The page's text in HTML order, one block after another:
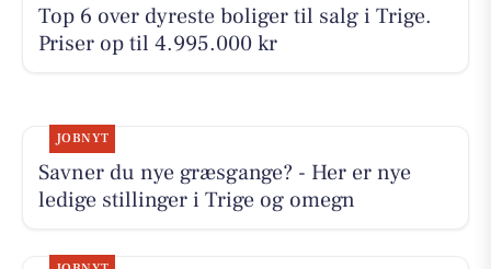
Top 6 over dyreste boliger til salg i Trige.
Priser op til 4.995.000 kr
JOBNYT
Savner du nye græsgange? - Her er nye
ledige stillinger i Trige og omegn